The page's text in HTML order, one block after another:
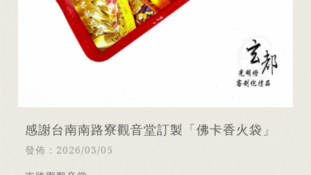
感謝台南南路寮觀音堂訂製「佛卡香火袋」
發佈：2026/03/05